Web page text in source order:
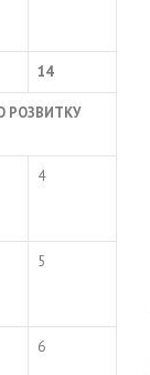
14
РОЗВИТКУ
4
5
6